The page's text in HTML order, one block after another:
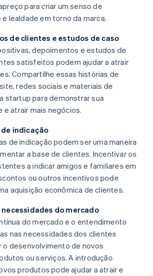
para criar um senso de
lealdade em torno da marca.
de clientes e estudos de caso
depoimentos e estudos de
satisfeitos podem ajudar a atrair
Compartilhe essas histórias de
redes sociais e materiais de
startup para demonstrar sua
e atrair mais negócios.
indicação
de indicação podem ser uma maneira
a base de clientes. Incentivar os
a indicar amigos e familiares em
ou outros incentivos pode
aquisição econômica de clientes.
necessidades do mercado
do mercado e o entendimento
nas necessidades dos clientes
o desenvolvimento de novos
ou serviços. A introdução
produtos pode ajudar a atrair e